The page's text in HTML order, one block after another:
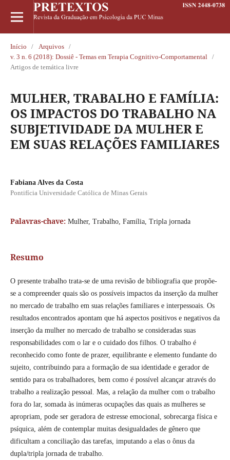
Início / Arquivos
/
v. 3 n. 6 (2018): Dossiê - Temas em Terapia Cognitivo-Comportamental
/
Artigos de temática livre
MULHER, TRABALHO E FAMÍLIA:
OS IMPACTOS DO TRABALHO NA
SUBJETIVIDADE DA MULHER E
EM SUAS RELAÇÕES FAMILIARES
Fabiana Alves da Costa
Pontifícia Universidade Católica de Minas Gerais
Palavras-chave: Mulher, Trabalho, Família, Tripla jornada
Resumo
O presente trabalho trata-se de uma revisão de bibliografia que propõe-
se a compreender quais são os possíveis impactos da inserção da mulher
no mercado de trabalho em suas relações familiares e interpessoais. Os
resultados encontrados apontam que há aspectos positivos e negativos da
inserção da mulher no mercado de trabalho se consideradas suas
responsabilidades com o lar e o cuidado dos filhos. O trabalho é
reconhecido como fonte de prazer, equilibrante e elemento fundante do
sujeito, contribuindo para a formação de sua identidade e gerador de
sentido para os trabalhadores, bem como é possível alcançar através do
trabalho a realização pessoal. Mas, a relação da mulher com o trabalho
fora do lar, somada às inúmeras ocupações das quais as mulheres se
apropriam, pode ser geradora de estresse emocional, sobrecarga física e
psíquica, além de contemplar muitas desigualdades de gênero que
dificultam a conciliação das tarefas, imputando a elas o ônus da
dupla/tripla jornada de trabalho.